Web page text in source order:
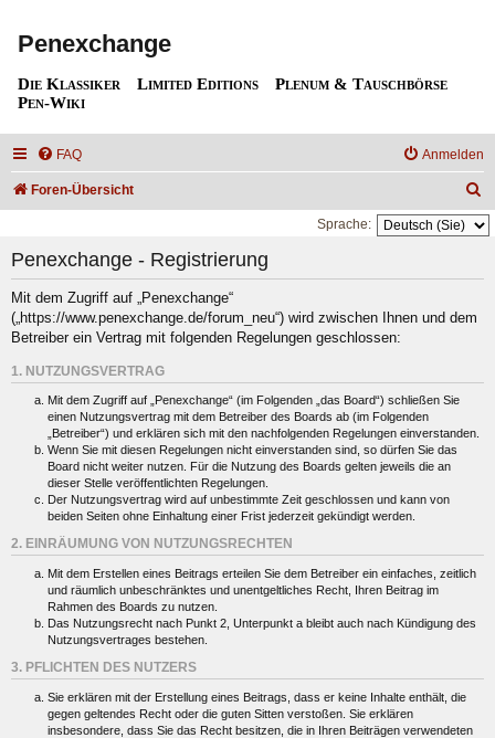
Penexchange
Die Klassiker Limited Editions
Plenum & Tauschbörse
Pen-Wiki
FAQ Anmelden
Foren-Übersicht
u
h
Sprache:
Penexchange - Registrierung
Mit dem Zugriff auf „Penexchange“
(„https://www.penexchange.de/forum_neu“) wird zwischen Ihnen und dem
Betreiber ein Vertrag mit folgenden Regelungen geschlossen:
1. NUTZUNGSVERTRAG
Mit dem Zugriff auf „Penexchange“ (im Folgenden „das Board“) schließen Sie
einen Nutzungsvertrag mit dem Betreiber des Boards ab (im Folgenden
„Betreiber“) und erklären sich mit den nachfolgenden Regelungen einverstanden.
Wenn Sie mit diesen Regelungen nicht einverstanden sind, so dürfen Sie das
Board nicht weiter nutzen. Für die Nutzung des Boards gelten jeweils die an
dieser Stelle veröffentlichten Regelungen.
Der Nutzungsvertrag wird auf unbestimmte Zeit geschlossen und kann von
beiden Seiten ohne Einhaltung einer Frist jederzeit gekündigt werden.
2. EINRÄUMUNG VON NUTZUNGSRECHTEN
Mit dem Erstellen eines Beitrags erteilen Sie dem Betreiber ein einfaches, zeitlich
und räumlich unbeschränktes und unentgeltliches Recht, Ihren Beitrag im
Rahmen des Boards zu nutzen.
Das Nutzungsrecht nach Punkt 2, Unterpunkt a bleibt auch nach Kündigung des
Nutzungsvertrages bestehen.
3. PFLICHTEN DES NUTZERS
Sie erklären mit der Erstellung eines Beitrags, dass er keine Inhalte enthält, die
gegen geltendes Recht oder die guten Sitten verstoßen. Sie erklären
insbesondere, dass Sie das Recht besitzen, die in Ihren Beiträgen verwendeten